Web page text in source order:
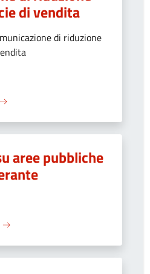
di vendita
di riduzione
aree pubbliche